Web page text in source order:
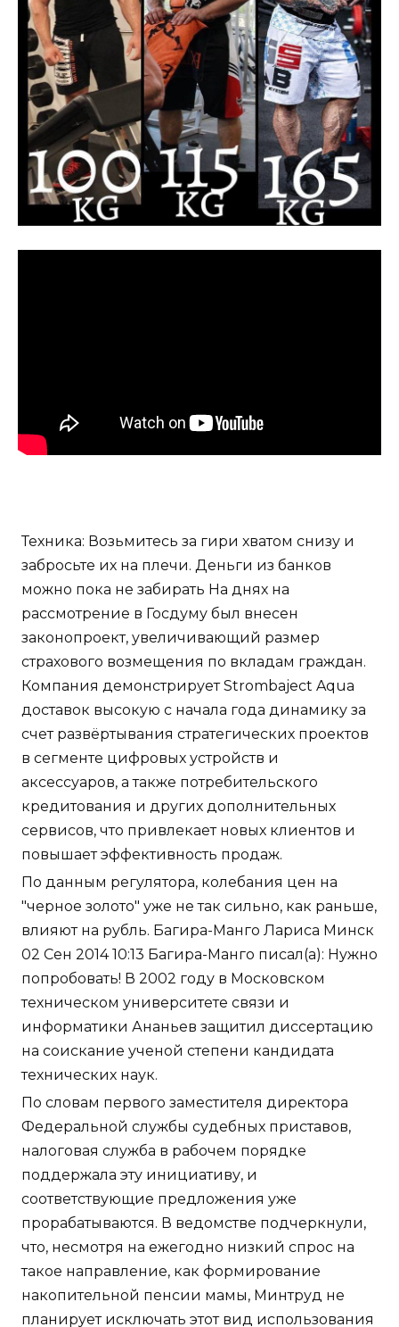
Техника: Возьмитесь за гири хватом снизу и
забросьте их на плечи. Деньги из банков
можно пока не забирать На днях на
рассмотрение в Госдуму был внесен
законопроект, увеличивающий размер
страхового возмещения по вкладам граждан.
Компания демонстрирует Strombaject Aqua
доставок высокую с начала года динамику за
счет развёртывания стратегических проектов
в сегменте цифровых устройств и
аксессуаров, а также потребительского
кредитования и других дополнительных
сервисов, что привлекает новых клиентов и
повышает эффективность продаж.
По данным регулятора, колебания цен на
"черное золото" уже не так сильно, как раньше,
влияют на рубль. Багира-Манго Лариса Минск
02 Сен 2014 10:13 Багира-Манго писал(а): Нужно
попробовать! В 2002 году в Московском
техническом университете связи и
информатики Ананьев защитил диссертацию
на соискание ученой степени кандидата
технических наук.
По словам первого заместителя директора
Федеральной службы судебных приставов,
налоговая служба в рабочем порядке
поддержала эту инициативу, и
соответствующие предложения уже
прорабатываются. В ведомстве подчеркнули,
что, несмотря на ежегодно низкий спрос на
такое направление, как формирование
накопительной пенсии мамы, Минтруд не
планирует исключать этот вид использования